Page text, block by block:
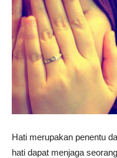
Hati merupakan penentu
hati dapat menjaga